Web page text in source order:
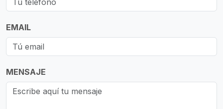
EMAIL
MENSAJE